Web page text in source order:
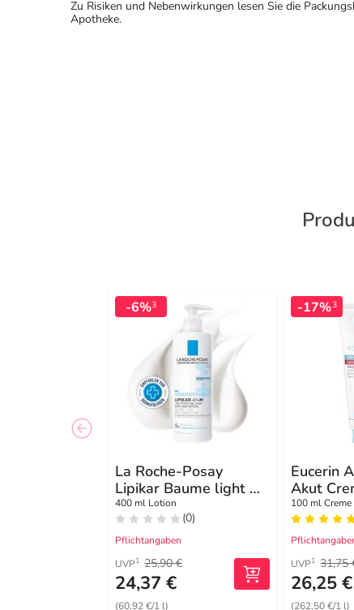
Zu Risiken und Nebenwirkungen lesen Sie die
Apotheke.
-6%3
La Roche-Posay
Lipikar Baume light AP
+ M
400 ml Lotion
(0)
Pflichtangaben
UVP1 25,90 €
24,37 €
(60,92 €/1 l)
-17%3
Eucerin
Akut
100 ml Creme
UVP1 31,75
26,25 €
(262,50 €/1 l)